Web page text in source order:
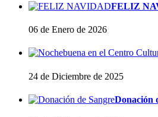
FELIZ
06 de Enero de 2026
24 de Diciembre de 2025
Donación